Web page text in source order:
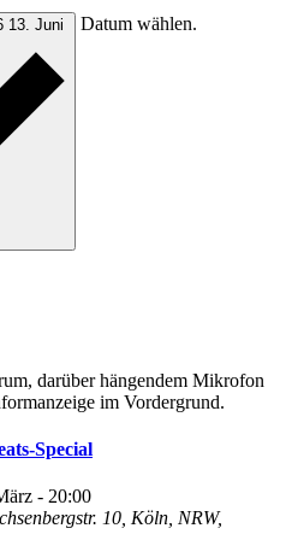
13. Juni Datum wählen.
Special
- 20:00
10, Köln, NRW,